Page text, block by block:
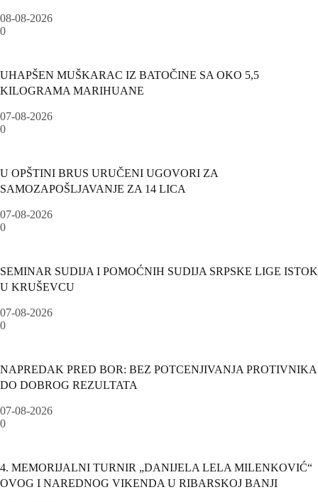
08-08-2026
0
UHAPŠEN MUŠKARAC IZ BATOČINE SA OKO 5,5
KILOGRAMA MARIHUANE
07-08-2026
0
U OPŠTINI BRUS URUČENI UGOVORI ZA
SAMOZAPOŠLJAVANJE ZA 14 LICA
07-08-2026
0
SEMINAR SUDIJA I POMOĆNIH SUDIJA SRPSKE LIGE ISTOK
U KRUŠEVCU
07-08-2026
0
NAPREDAK PRED BOR: BEZ POTCENJIVANJA PROTIVNIKA
DO DOBROG REZULTATA
07-08-2026
0
4. MEMORIJALNI TURNIR „DANIJELA LELA MILENKOVIĆ“
OVOG I NAREDNOG VIKENDA U RIBARSKOJ BANJI